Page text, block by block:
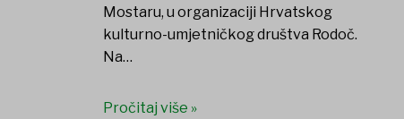
Mostaru, u organizaciji Hrvatskog
kulturno-umjetničkog društva Rodoč.
Na…
Pročitaj više »